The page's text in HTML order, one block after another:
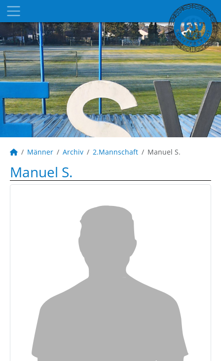
Männer Archiv 2.Mannschaft Manuel S.
Manuel S.